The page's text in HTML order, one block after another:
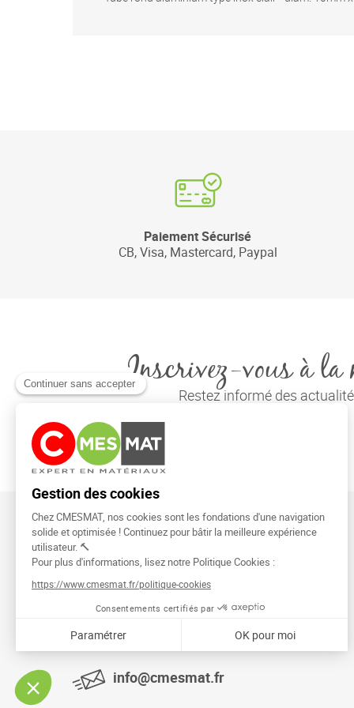
Paiement Sécurisé
CB, Visa, Mastercard, Paypal
Inscrivez-vous à la
Restez informé des
CMESMAT
91026 EVRY COURCOURONNES
info@cmesmat.fr